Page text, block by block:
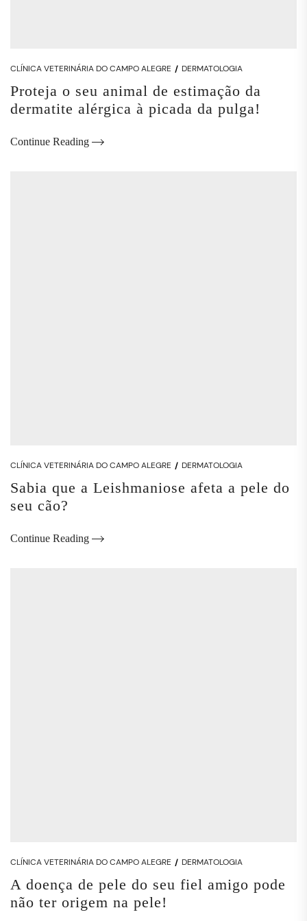
CLÍNICA VETERINÁRIA DO CAMPO ALEGRE DERMATOLOGIA
Proteja o seu animal de estimação da
dermatite alérgica à picada da pulga!
Continue Reading
CLÍNICA VETERINÁRIA DO CAMPO ALEGRE DERMATOLOGIA
Sabia que a Leishmaniose afeta a pele do
seu cão?
Continue Reading
CLÍNICA VETERINÁRIA DO CAMPO ALEGRE DERMATOLOGIA
A doença de pele do seu fiel amigo pode
não ter origem na pele!